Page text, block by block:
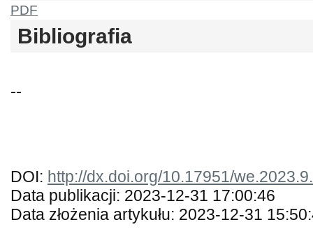
PDF
Bibliografia
--
DOI: http://dx.doi.org/10.17951/
Data publikacji: 2023-12-31 17:00:46
Data złożenia artykułu: 2023-12-31